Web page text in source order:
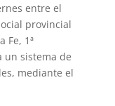
entre el
provincial
Fe, 1ª
un sistema de
mediante el